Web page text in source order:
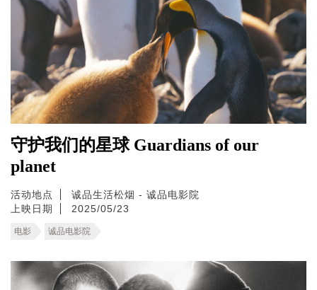
守护我们的星球 Guardians of our
planet
活动地点
诚品生活松烟 - 诚品电影院
上映日期
2025/05/23
电影 诚品电影院